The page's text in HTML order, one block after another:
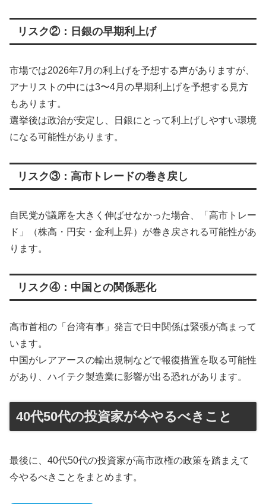
リスク②：日銀の早期利上げ
市場では2026年7月の利上げを予想する声がありますが、
アナリストの中には3〜4月の早期利上げを予想する見方
もあります。
選挙後は政治が安定し、日銀にとって利上げしやすい環境
になる可能性があります。
リスク③：高市トレードの巻き戻し
自民党が議席を大きく伸ばせなかった場合、「高市トレー
ド」（株高・円安・金利上昇）が巻き戻される可能性があ
ります。
リスク④：中国との関係悪化
高市首相の「台湾有事」発言で日中関係は緊張が高まって
います。
中国がレアアースの輸出規制などで報復措置を取る可能性
があり、ハイテク製造業に影響が出る恐れがあります。
40代50代の投資家が今やるべきこと
最後に、40代50代の投資家が高市政権の政策を踏まえて
今やるべきことをまとめます。